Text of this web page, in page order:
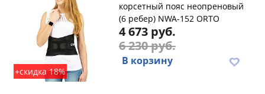
+скидка 18%
корсетный пояс неопреновый
(6 ребер) NWA-152 ORTO
4 673 руб.
6 230 руб.
В корзину